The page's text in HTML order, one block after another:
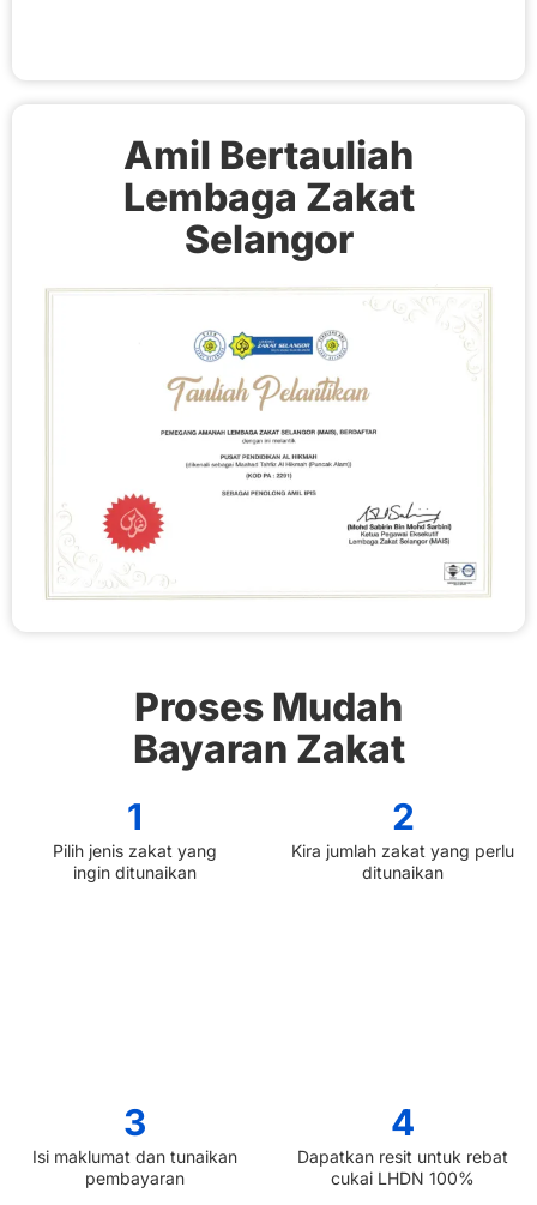
Amil Bertauliah
Lembaga Zakat
Selangor
Proses Mudah
Bayaran Zakat
1
Pilih jenis zakat yang
ingin ditunaikan
2
Kira jumlah zakat yang perlu
ditunaikan
3
Isi maklumat dan tunaikan
pembayaran
4
Dapatkan resit untuk rebat
cukai LHDN 100%